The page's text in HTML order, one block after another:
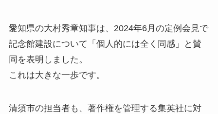
愛知県の大村秀章知事は、2024年6月の定例会見で
記念館建設について「個人的には全く同感」と賛
同を表明しました。
これは大きな一歩です。
清須市の担当者も、著作権を管理する集英社に対